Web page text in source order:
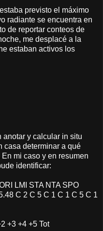
previsto el máximo
radiante se encuentra en
de reportar conteos de
me desplacé a la
estaban activos los
anotar y calcular in situ
casa determinar a qué
mi caso y en resumen
identificar:
LMI STA NTA SPO
C 2 C 5 C 1 C 1 C 5 C 1
+3 +4 +5 Tot